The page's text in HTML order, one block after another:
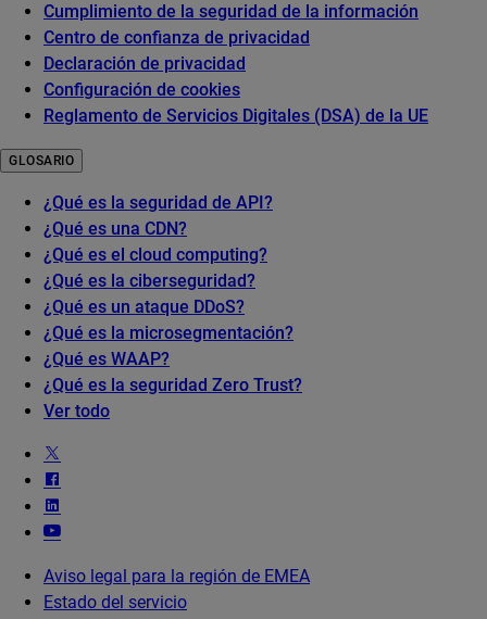
Cumplimiento de la seguridad de la información
Centro de confianza de privacidad
Declaración de privacidad
Configuración de cookies
Reglamento de Servicios Digitales (DSA) de la UE
GLOSARIO
¿Qué es la seguridad de API?
¿Qué es una CDN?
¿Qué es el cloud computing?
¿Qué es la ciberseguridad?
¿Qué es un ataque DDoS?
¿Qué es la microsegmentación?
¿Qué es WAAP?
¿Qué es la seguridad Zero Trust?
Ver todo
Aviso legal para la región de EMEA
Estado del servicio